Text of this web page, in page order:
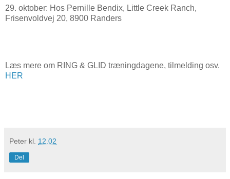
29. oktober: Hos Pernille Bendix, Little Creek Ranch,
Frisenvoldvej 20, 8900 Randers
Læs mere om RING & GLID træningdagene, tilmelding osv.
HER
Peter kl. 12.02
Del